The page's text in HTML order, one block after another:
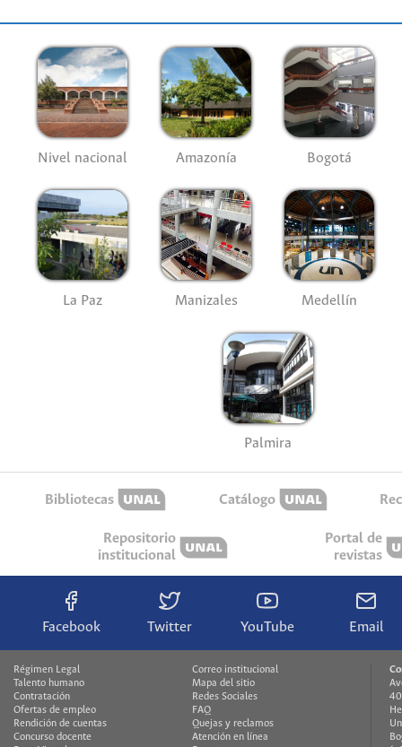
Nivel nacional Amazonía Bogotá
La Paz Manizales Medellín
Palmira
Bibliotecas Catálogo
Repositorio
institucional
Portal de
revistas
Facebook Twitter YouTube Email
Régimen Legal
Talento humano
Contratación
Ofertas de empleo
Rendición de cuentas
Concurso docente
Correo institucional
Mapa del sitio
Redes Sociales
FAQ
Quejas y reclamos
Atención en línea